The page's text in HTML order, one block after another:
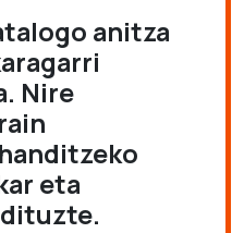
anitza
Nire
eta